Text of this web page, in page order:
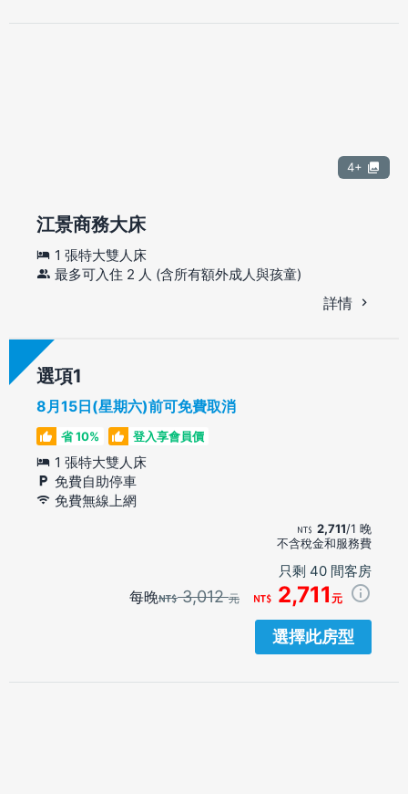
4+
江景商務大床
1 張特大雙人床
最多可入住 2 人 (含所有額外成人與孩童)
詳情
選項
8月15日(星期六)前可免費取消
省 10% 登入享會員價
1 張特大雙人床
免費自助停車
免費無線上網
2,711/1 晚
不含稅金和服務費
只剩 40 間客房
每晚 3,012元 2,711 元
選擇此房型